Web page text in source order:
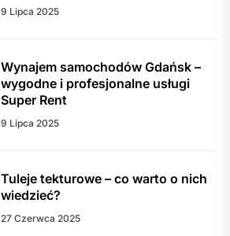
9 Lipca 2025
Wynajem samochodów Gdańsk –
wygodne i profesjonalne usługi
Super Rent
9 Lipca 2025
Tuleje tekturowe – co warto o nich
wiedzieć?
27 Czerwca 2025